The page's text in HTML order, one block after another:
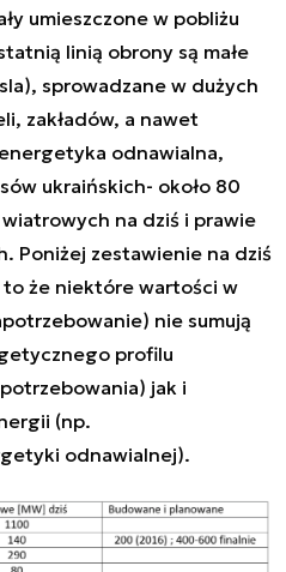
umieszczone w pobliżu
linią obrony są małe
sprowadzane w dużych
zakładów, a nawet
odnawialna,
ukraińskich- około 80
na dziś i prawie
Poniżej zestawienie na dziś
to że niektóre wartości w
nie sumują
profilu
jak i
(np.
odnawialnej).